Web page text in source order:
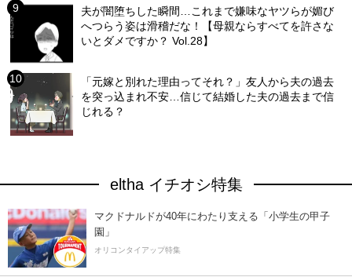
夫が闇堕ちした瞬間…これまで嫌味なヤツらが媚び
へつらう姿は滑稽だな！【母親ならすべてを許さな
いとダメですか？ Vol.28】
「元嫁と別れた理由ってそれ？」友人から夫の過去
を突っ込まれ不安…信じて結婚した夫の過去まで信
じれる？
eltha イチオシ特集
マクドナルドが40年にわたり支える「小学生の甲子
園」
オリコンタイアップ特集